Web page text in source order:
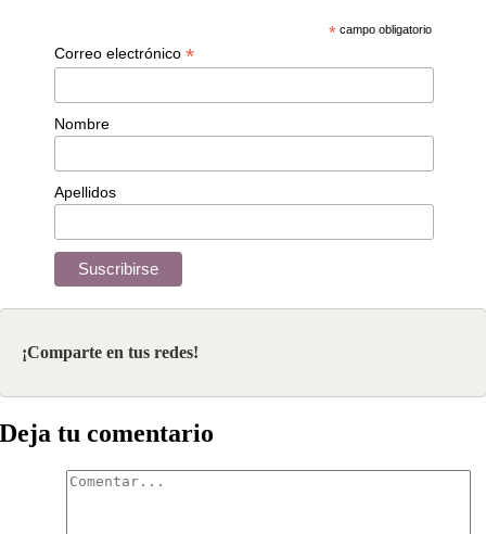
*campo obligatorio
Correo electrónico *
Nombre
Apellidos
¡Comparte en tus redes!
Deja tu comentario